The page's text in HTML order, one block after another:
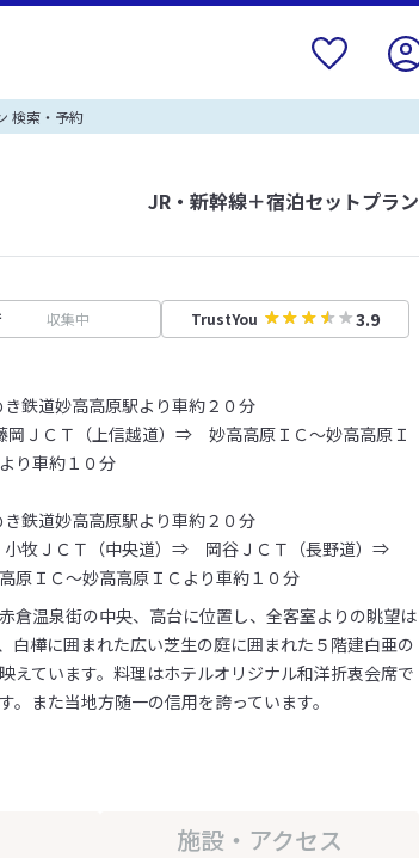
検索・予約
JR・新幹線＋宿泊セットプラン
収集中 TrustYou 3.9
鉄道妙高高原駅より車約２０分
ＪＣＴ（上信越道）⇒ 妙高高原ＩＣ～妙高高原Ｉ
り車約１０分
鉄道妙高高原駅より車約２０分
牧ＪＣＴ（中央道）⇒ 岡谷ＪＣＴ（長野道）⇒
原ＩＣ～妙高高原ＩＣより車約１０分
倉温泉街の中央、高台に位置し、全客室よりの眺望は
白樺に囲まれた広い芝生の庭に囲まれた５階建白亜の
えています。料理はホテルオリジナル和洋折衷会席で
。また当地方随一の信用を誇っています。
施設・アクセス